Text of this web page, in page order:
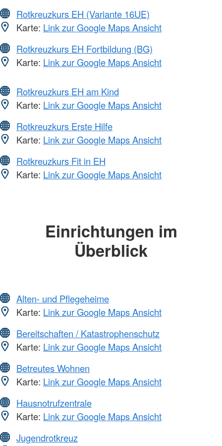
Rotkreuzkurs EH (Variante 16UE)
Karte: Link zur Google Maps Ansicht
Rotkreuzkurs EH Fortbildung (BG)
Karte: Link zur Google Maps Ansicht
Rotkreuzkurs EH am Kind
Karte: Link zur Google Maps Ansicht
Rotkreuzkurs Erste Hilfe
Karte: Link zur Google Maps Ansicht
Rotkreuzkurs Fit in EH
Karte: Link zur Google Maps Ansicht
Einrichtungen im
Überblick
Alten- und Pflegeheime
Karte: Link zur Google Maps Ansicht
Bereitschaften / Katastrophenschutz
Karte: Link zur Google Maps Ansicht
Betreutes Wohnen
Karte: Link zur Google Maps Ansicht
Hausnotrufzentrale
Karte: Link zur Google Maps Ansicht
Jugendrotkreuz